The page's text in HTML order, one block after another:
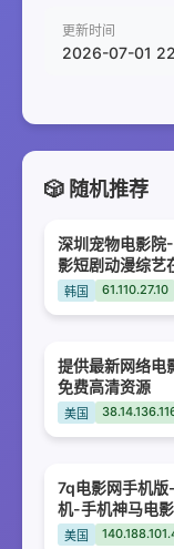
更新时间
2026-07-01
🎲 随机推荐
深圳宠物电影
影短剧动漫综艺
韩国 61.110.27.10
提供最新网络电
免费高清资源
美国
7q电影网手机
机-手机神马电
美国